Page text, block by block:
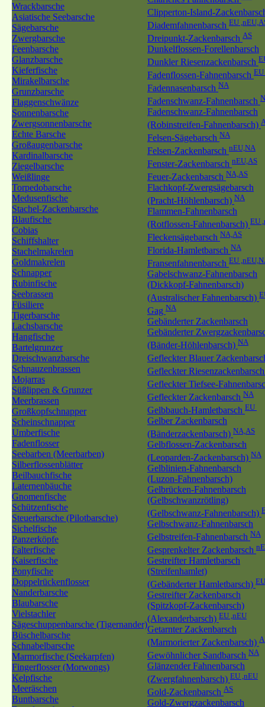
Wrackbarsche
Asiatische Seebarsche
Sägebarsche
Zwergbarsche
Feenbarsche
Glanzbarsche
Kieferfische
Mirakelbarsche
Grunzbarsche
Flaggenschwänze
Sonnenbarsche
Zwergsonnenbarsche
Echte Barsche
Großaugenbarsche
Kardinalbarsche
Ziegelbarsche
Weißlinge
Torpedobarsche
Medusenfische
Stachel-Zackenbarsche
Blaufische
Cobias
Schiffshalter
Stachelmakrelen
Goldmakrelen
Schnapper
Rubinfische
Seebrassen
Füsiliere
Tigerbarsche
Lachsbarsche
Hangfische
Bartelgrunzer
Dreischwanzbarsche
Schnauzenbrassen
Mojarras
Süßlippen & Grunzer
Meerbrassen
Großkopfschnapper
Scheinschnapper
Umberfische
Fadenflosser
Seebarben (Meerbarben)
Silberflossenblätter
Beilbauchfische
Laternenbäuche
Gnomenfische
Schützenfische
Steuerbarsche (Pilotbarsche)
Sichelfische
Panzerköpfe
Falterfische
Kaiserfische
Ponyfische
Doppelrückenflosser
Nanderbarsche
Blaubarsche
Vielstachler
Sägeschuppenbarsche (Tigernander)
Büschelbarsche
Schnabelbarsche
Marmorfische (Seekarpfen)
Fingerflosser (Morwongs)
Kelpfische
Meeräschen
Buntbarsche
Clipperton-Island-
Diademfahnenbarsch EU
Dreipunkt-Zackenbarsch AS
Dunkelflossen-Forellenbarsch
Dunkler Riesenzackenbarsch
Fadenflossen-Fahnenbarsch
Fadennasenbarsch NA
Fadenschwanz-Fahnenbarsch
Fadenschwanz-Fahnenbarsch
(Robinstreifen-Fahnenbarsch)
Felsen-Sägebarsch NA
Felsen-Zackenbarsch nEU,NA
Fenster-Zackenbarsch nEU,AS
Feuer-Zackenbarsch NA,AS
Flachkopf-Zwergsägebarsch
(Pracht-Höhlenbarsch) NA
Flammen-Fahnenbarsch
(Rotflossen-Fahnenbarsch) EU
Fleckensägebarsch NA,AS
Florida-Hamletbarsch NA
Fransenfahnenbarsch EU
Gabelschwanz-Fahnenbarsch
(Dickkopf-Fahnenbarsch)
(Australischer Fahnenbarsch)
Gag NA
Gebänderter Zackenbarsch
Gebänderter
(Bänder-Höhlenbarsch) NA
Gefleckter Blauer
Gefleckter
Gefleckter Tiefsee-
Gefleckter Zackenbarsch NA
Gelbbauch-Hamletbarsch EU
Gelber Zackenbarsch
(Bänderzackenbarsch) NA,AS
Gelbflossen-Zackenbarsch
(Leoparden-Zackenbarsch) NA
Gelblinien-Fahnenbarsch
(Luzon-Fahnenbarsch)
Gelbrücken-Fahnenbarsch
(Gelbschwanzrötling)
(Gelbschwanz-Fahnenbarsch)
Gelbschwanz-Fahnenbarsch
Gelbstreifen-Fahnenbarsch NA
Gesprenkelter Zackenbarsch
Gestreifter Hamletbarsch
(Streifenhamlet)
(Gebänderter Hamletbarsch)
Gestreifter Zackenbarsch
(Spitzkopf-Zackenbarsch)
(Alexanderbarsch) EU ,nEU
Getarnter Zackenbarsch
(Marmorierter Zackenbarsch)
Gewöhnlicher Sandbarsch NA
Glänzender Fahnenbarsch
(Zwergfahnenbarsch) EU ,nEU
Gold-Zackenbarsch AS
Gold-Zwergzackenbarsch